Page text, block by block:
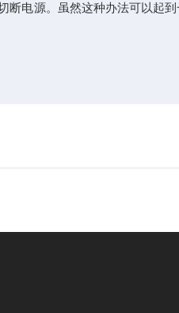
电源。虽然这种办法可以起